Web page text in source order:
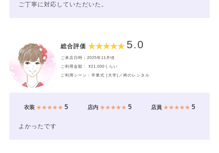
ご丁寧に対応していただいた。
総合評価 5.0
ご来店日時：2025年11月頃
ご利用金額： ¥21,000くらい
ご利用シーン：卒業式 (大学)／袴のレンタル
衣装★★★★★ 5 店内★★★★★ 5 店員 ★★★★★5
よかったです